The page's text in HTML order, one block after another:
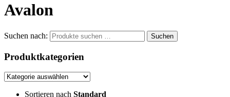
Avalon
Sortieren nach Standard
Suchen nach: Suchen
Produktkategorien